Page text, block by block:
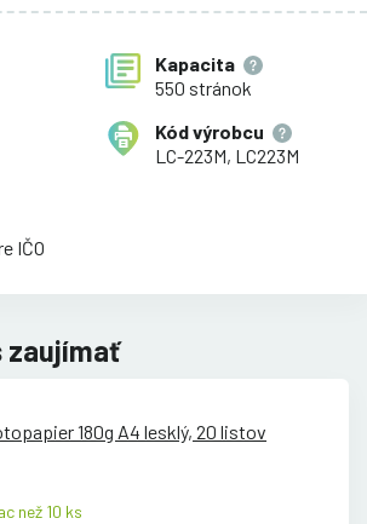
Kapacita
550 stránok
Kód výrobcu
LC-223M, LC223M
IČO
zaujímať
180g A4 lesklý, 20 listov
než 10 ks